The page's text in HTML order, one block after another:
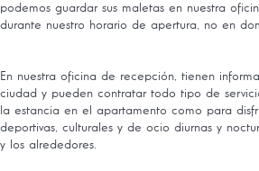
podemos guardar sus maletas en nuestra
durante nuestro horario de apertura, no en
En nuestra oficina de recepción, tienen
ciudad y pueden contratar todo tipo de
la estancia en el apartamento como para
deportivas, culturales y de ocio diurnas y
y los alrededores.